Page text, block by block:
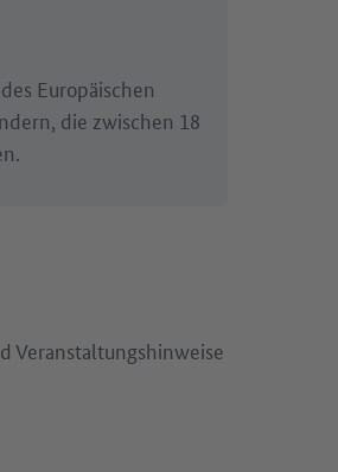
Europäischen
die zwischen 18
Veranstaltungshinweise